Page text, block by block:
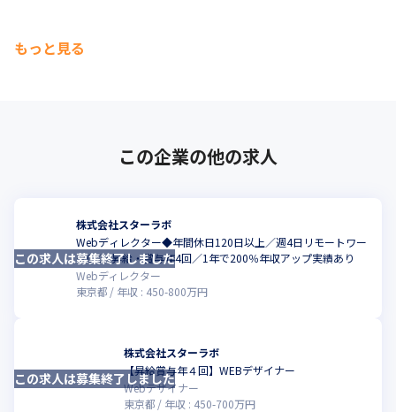
もっと見る
この企業の他の求人
株式会社スターラボ
Webディレクター◆年間休日120日以上／週4日リモートワー
クOK／昇給・賞与年4回／1年で200％年収アップ実績あり
Webディレクター
東京都
年収 : 450-800万円
この求人は募集終了しました
株式会社スターラボ
【昇給賞与年４回】WEBデザイナー
Webデザイナー
東京都
年収 : 450-700万円
この求人は募集終了しました